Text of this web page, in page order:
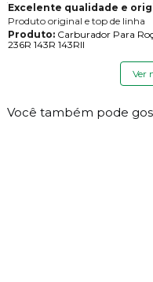
Excelente qualidade e
Produto original e top de linha
Produto:Carburador Para
236R 143R 143RII
Ver
Você também pode